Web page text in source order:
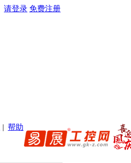
请登录 免费注册
| 帮助